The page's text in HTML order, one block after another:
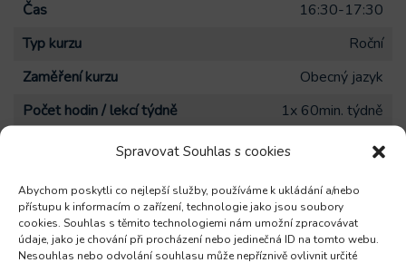
Spravovat Souhlas s cookies
Abychom poskytli co nejlepší služby, používáme k ukládání a/nebo
přístupu k informacím o zařízení, technologie jako jsou soubory
cookies. Souhlas s těmito technologiemi nám umožní zpracovávat
údaje, jako je chování při procházení nebo jedinečná ID na tomto webu.
Nesouhlas nebo odvolání souhlasu může nepříznivě ovlivnit určité
Čas
16:30-17:30
Typ kurzu
Roční
Zaměření kurzu
Obecný jazyk
Počet hodin / lekcí týdně
1x 60min. týdně
Počet hodin / lekcí celkem
35